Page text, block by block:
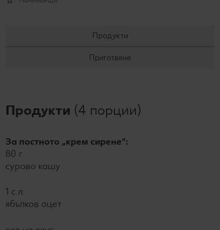
Продукти
Приготвяне
Продукти (4 порции)
За постното „крем сирене“:
80 г
сурово кашу
1 с.л.
ябълков оцет